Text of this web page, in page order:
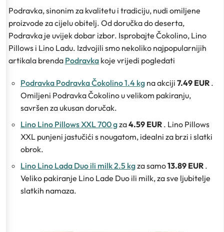
Podravka, sinonim za kvalitetu i tradiciju, nudi omiljene
proizvode za cijelu obitelj. Od doručka do deserta,
Podravka je uvijek dobar izbor. Isprobajte Čokolino, Lino
Pillows i Lino Ladu. Izdvojili smo nekoliko najpopularnijih
artikala brenda Podravka koje vrijedi pogledati
Podravka Podravka Čokolino 1.4 kg na akciji 7.49 EUR .
Omiljeni Podravka Čokolino u velikom pakiranju,
savršen za ukusan doručak.
Lino Lino Pillows XXL 700 gza4.59 EUR . Lino Pillows
XXL punjeni jastučići s nougatom, idealni za brzi i slatki
obrok.
Lino Lino Lada Duo ili milk 2.5 kgza samo13.89 EUR .
Veliko pakiranje Lino Lade Duo ili milk, za sve ljubitelje
slatkih namaza.